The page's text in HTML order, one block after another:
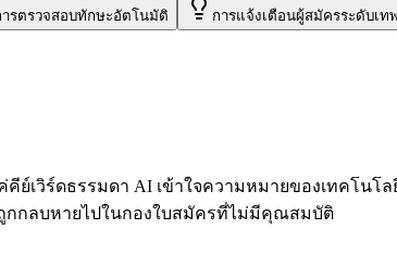
ารตรวจสอบทักษะอัตโนมัติ การแจ้งเตือนผู้สมัครระดับเท
เวิร์ดธรรมดา AI เข้าใจความหมายของเทคโนโ
กกลบหายไปในกองใบสมัครที่ไม่มีคุณสมบัติ